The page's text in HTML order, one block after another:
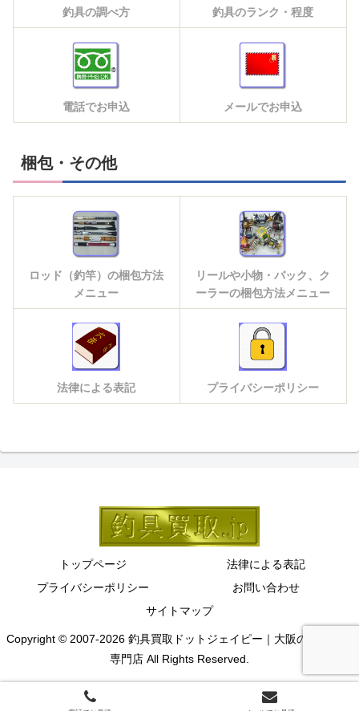
釣具の調べ方 釣具のランク・程度
電話でお申込 メールでお申込
梱包・その他
ロッド（釣竿）の梱包方法
メニュー
リールや小物・バック、ク
ーラーの梱包方法メニュー
法律による表記 プライバシーポリシー
トップページ
法律による表記
プライバシーポリシー
お問い合わせ
サイトマップ
Copyright © 2007-2026 釣具買取ドットジェイピー｜大阪の釣具買取
専門店 All Rights Reserved.